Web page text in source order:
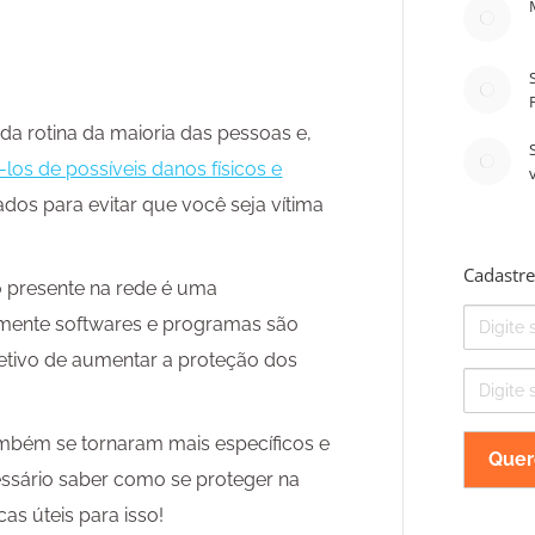
rotina da maioria das pessoas e,
de possíveis danos físicos e
para evitar que você seja vítima
na rede é uma
softwares e programas são
de aumentar a proteção dos
se tornaram mais específicos e
saber como se proteger na
úteis para isso!
Nome
mail